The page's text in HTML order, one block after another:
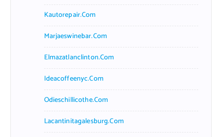
Kautorepair.com
Marjaeswinebar.com
Elmazatlanclinton.com
Ideacoffeenyc.com
Odieschillicothe.com
Lacantinitagalesburg.com